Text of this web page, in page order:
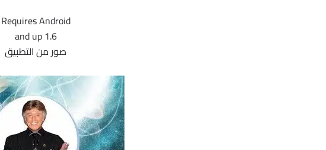
Requires Android
1.6 and up
صور من التطبيق